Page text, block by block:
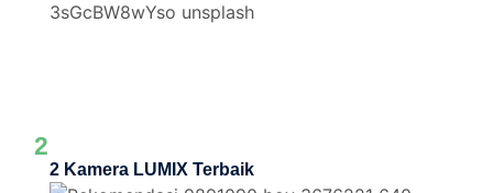
2
2 Kamera LUMIX Terbaik